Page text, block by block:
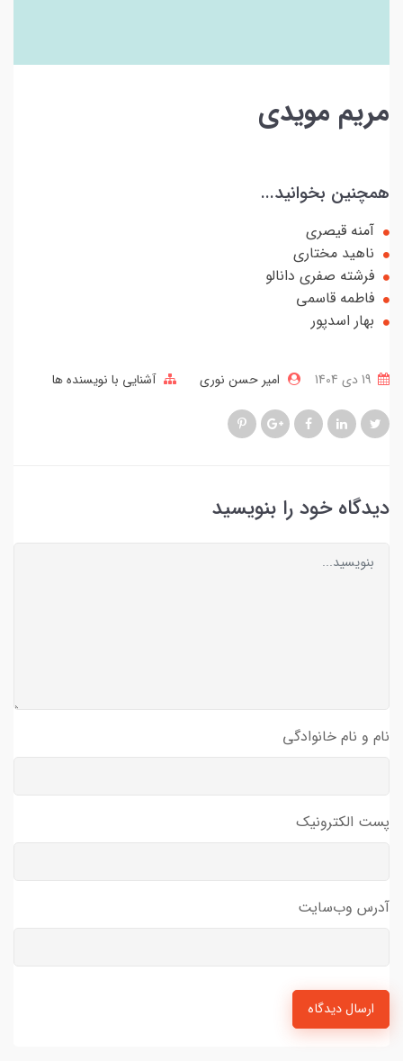
مریم مویدی
همچنین بخوانید...
آمنه قیصری
ناهید مختاری
فرشته صفری دانالو
فاطمه قاسمی
بهار اسدپور
امیر حسن نوری آشنایی با نویسنده ها
دیدگاه خود را بنویسید
نام و نام خانوادگی
پست الکترونیک
آدرس وب‌سایت
ارسال دیدگاه